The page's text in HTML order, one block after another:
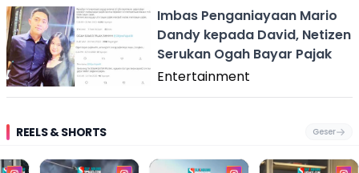
Imbas Penganiayaan Mario
Dandy kepada David, Netizen
Serukan Ogah Bayar Pajak
Entertainment
REELS & SHORTS Geser